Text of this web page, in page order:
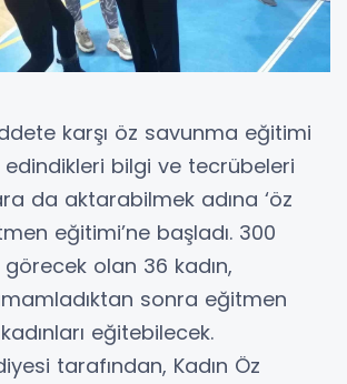
karşı öz savunma eğitimi
edindikleri bilgi ve tecrübeleri
da aktarabilmek adına ‘öz
eğitimi’ne başladı. 300
olan 36 kadın,
sonra eğitmen
eğitebilecek.
tarafından, Kadın Öz